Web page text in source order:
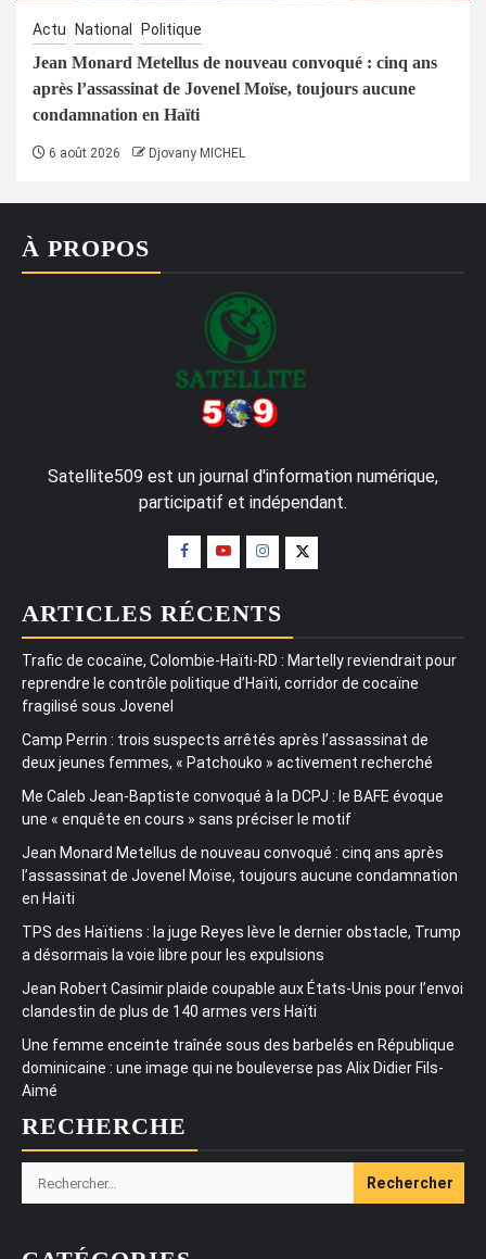
Actu National Politique
Jean Monard Metellus de nouveau convoqué : cinq ans
après l’assassinat de Jovenel Moïse, toujours aucune
condamnation en Haïti
6 août 2026 Djovany MICHEL
À PROPOS
Satellite509 est un journal d'information numérique,
participatif et indépendant.
ARTICLES RÉCENTS
Trafic de cocaïne, Colombie-Haïti-RD : Martelly reviendrait pour
reprendre le contrôle politique d’Haïti, corridor de cocaïne
fragilisé sous Jovenel
Camp Perrin : trois suspects arrêtés après l’assassinat de
deux jeunes femmes, « Patchouko » activement recherché
Me Caleb Jean-Baptiste convoqué à la DCPJ : le BAFE évoque
une « enquête en cours » sans préciser le motif
Jean Monard Metellus de nouveau convoqué : cinq ans après
l’assassinat de Jovenel Moïse, toujours aucune condamnation
en Haïti
TPS des Haïtiens : la juge Reyes lève le dernier obstacle, Trump
a désormais la voie libre pour les expulsions
Jean Robert Casimir plaide coupable aux États-Unis pour l’envoi
clandestin de plus de 140 armes vers Haïti
Une femme enceinte traînée sous des barbelés en République
dominicaine : une image qui ne bouleverse pas Alix Didier Fils-
Aimé
RECHERCHE
Rechercher :